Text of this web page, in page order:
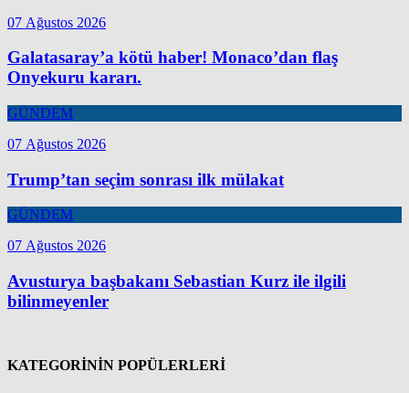
07 Ağustos 2026
Galatasaray’a kötü haber! Monaco’dan flaş
Onyekuru kararı.
GÜNDEM
07 Ağustos 2026
Trump’tan seçim sonrası ilk mülakat
GÜNDEM
07 Ağustos 2026
Avusturya başbakanı Sebastian Kurz ile ilgili
bilinmeyenler
KATEGORİNİN POPÜLERLERİ